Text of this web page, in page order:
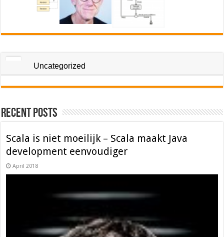
Uncategorized
Recent Posts
Scala is niet moeilijk – Scala maakt Java
development eenvoudiger
April 2018